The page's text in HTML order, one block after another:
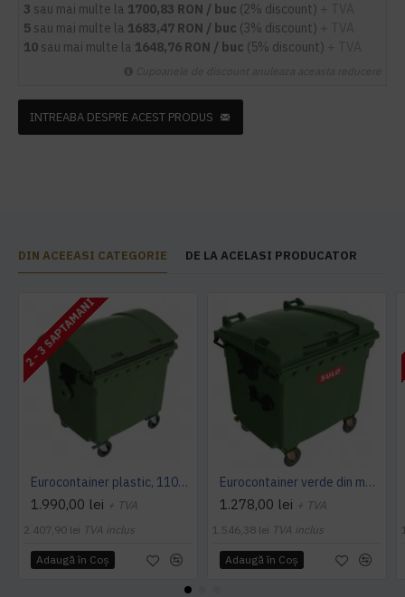
3 sau mai multe la 1700,83 RON / buc (2% discount)
5 sau mai multe la 1683,47 RON / buc (3% discount)
10 sau mai multe la 1648,76 RON / buc (5% discount)
INTREABA DESPRE ACEST PRODUS
DIN ACEEASI CATEGORIE DE LA ACELASI PRODUCATOR
2 - 3 SAPTAMANI
Eurocontainer plastic, 1100 L, verde, capac rotund - Transport Inclus
1.990,00 lei + TVA
2.407,90 lei TVA inclus
Adaugă în Coş
Eurocontainer verde din material plastic, cu capac plat, SULO, 1100 l - Transport Inclus
1.278,00 lei + TVA
1.546,38 lei TVA inclus
Adaugă în Coş